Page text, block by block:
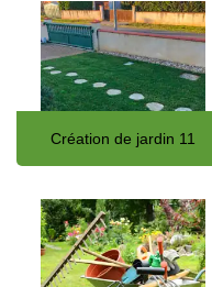
Création de jardin 11